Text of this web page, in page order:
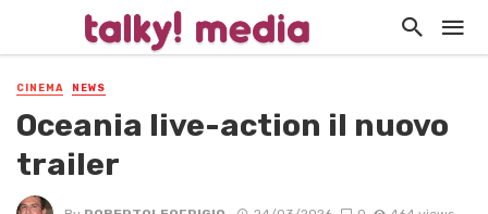
CINEMA NEWS
Oceania live-action il nuovo
trailer